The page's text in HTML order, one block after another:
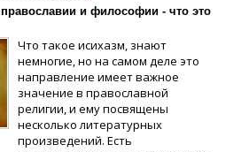
и философии - что это
Что такое исихазм, знают
немногие, но на самом деле это
направление имеет важное
значение в православной
религии, и ему посвящены
несколько литературных
произведений. Есть